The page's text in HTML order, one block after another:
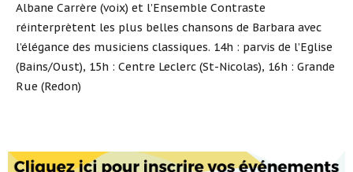
Albane Carrère (voix) et l’Ensemble Contraste
réinterprètent les plus belles chansons de Barbara avec
l’élégance des musiciens classiques. 14h : parvis de l’Eglise
(Bains/Oust), 15h : Centre Leclerc (St-Nicolas), 16h : Grande
Rue (Redon)